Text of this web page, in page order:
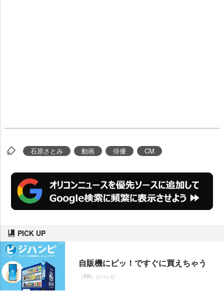
石原さとみ 動画 俳優 CM
PICK UP
自販機にピッ！ですぐに買えちゃう
（PR）ジハンピ